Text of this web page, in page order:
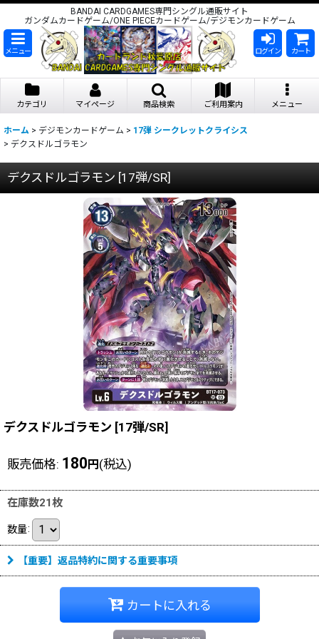
BANDAI CARDGAMES専門シングル通販サイト
ガンダムカードゲーム/ONE PIECEカードゲーム/デジモンカードゲーム
メニュー ログイン カート
カテゴリ マイページ 商品検索 ご利用案内 メニュー
ホーム > デジモンカードゲーム > 17弾 シークレットクライシス
> デクスドルゴラモン
デクスドルゴラモン [17弾/SR]
デクスドルゴラモン [17弾/SR]
販売価格: 180 円 (税込)
在庫数21枚
数量:
【重要】返品特約に関する重要事項
カートに入れる